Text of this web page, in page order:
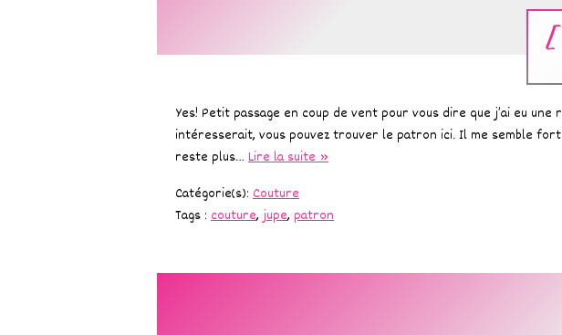
Yes! Petit passage en coup de vent pour vous dire que j’ai eu
intéresserait, vous pouvez trouver le patron ici. Il me semble
reste plus… Lire la suite »
Catégorie(s): Couture
Tags : couture,jupe, patron